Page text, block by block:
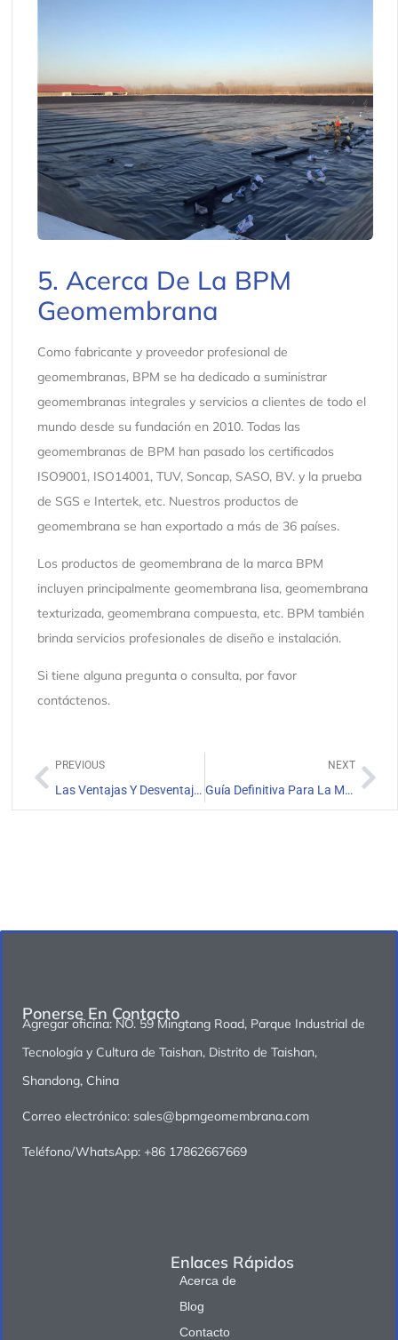
5. Acerca De La BPM
Geomembrana
Como fabricante y proveedor profesional de
geomembranas, BPM se ha dedicado a suministrar
geomembranas integrales y servicios a clientes de todo el
mundo desde su fundación en 2010. Todas las
geomembranas de BPM han pasado los certificados
ISO9001, ISO14001, TUV, Soncap, SASO, BV. y la prueba
de SGS e Intertek, etc. Nuestros productos de
geomembrana se han exportado a más de 36 países.
Los productos de geomembrana de la marca BPM
incluyen principalmente geomembrana lisa, geomembrana
texturizada, geomembrana compuesta, etc. BPM también
brinda servicios profesionales de diseño e instalación.
Si tiene alguna pregunta o consulta, por favor
contáctenos.
PREVIOUS
Las Ventajas Y Desventajas Del Revestimiento De Geomembrana De HDPE
NEXT
Guía Definitiva Para La Máquina Soldadora De Geomembranas De HDPE
Enlaces Rápidos
Acerca de
Blog
Contacto
Ponerse En Contacto
Agregar oficina: NO. 59 Mingtang Road, Parque Industrial de
Tecnología y Cultura de Taishan, Distrito de Taishan,
Shandong, China
Correo electrónico: sales@bpmgeomembrana.com
Teléfono/WhatsApp: +86 17862667669